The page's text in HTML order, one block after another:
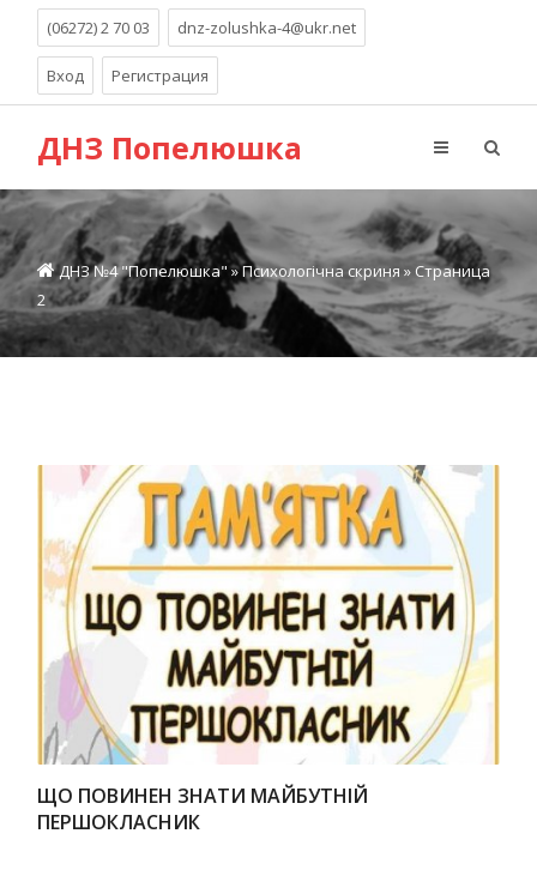
(06272) 2 70 03 dnz-zolushka-4@ukr.net
Вход Регистрация
ДНЗ Попелюшка
ДНЗ №4 "Попелюшка"»Психологічна скриня » Страница
2
ЩО ПОВИНЕН ЗНАТИ МАЙБУТНІЙ
ПЕРШОКЛАСНИК